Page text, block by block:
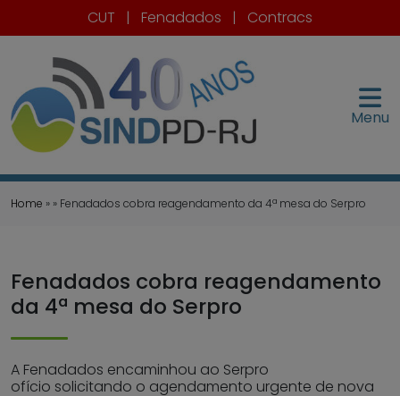
CUT | Fenadados | Contracs
Menu
Home » » Fenadados cobra reagendamento da 4ª mesa do Serpro
Fenadados cobra reagendamento
da 4ª mesa do Serpro
A Fenadados encaminhou ao Serpro
ofício solicitando o agendamento urgente de nova